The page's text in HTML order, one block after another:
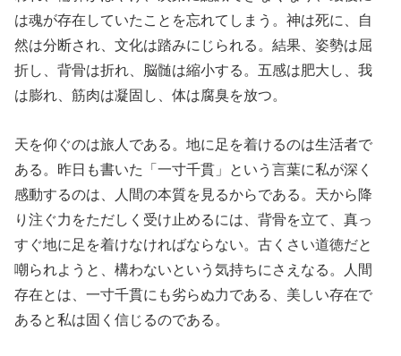
は魂が存在していたことを忘れてしまう。神は死に、自
然は分断され、文化は踏みにじられる。結果、姿勢は屈
折し、背骨は折れ、脳髄は縮小する。五感は肥大し、我
は膨れ、筋肉は凝固し、体は腐臭を放つ。
天を仰ぐのは旅人である。地に足を着けるのは生活者で
ある。昨日も書いた「一寸千貫」という言葉に私が深く
感動するのは、人間の本質を見るからである。天から降
り注ぐ力をただしく受け止めるには、背骨を立て、真っ
すぐ地に足を着けなければならない。古くさい道徳だと
嘲られようと、構わないという気持ちにさえなる。人間
存在とは、一寸千貫にも劣らぬ力である、美しい存在で
あると私は固く信じるのである。